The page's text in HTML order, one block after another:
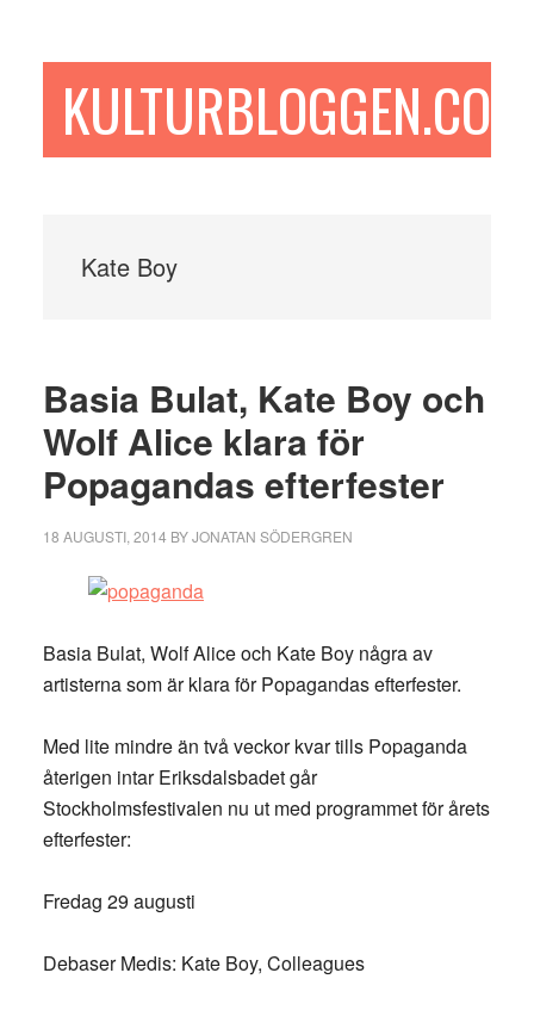
sidofältetKULTURBLOGGEN.COM
Kate Boy
Basia Bulat, Kate Boy och
Wolf Alice klara för
Popagandas efterfester
18 AUGUSTI, 2014 BYJONATAN SÖDERGREN
Basia Bulat, Wolf Alice och Kate Boy några av
artisterna som är klara för Popagandas efterfester.
Med lite mindre än två veckor kvar tills Popaganda
återigen intar Eriksdalsbadet går
Stockholmsfestivalen nu ut med programmet för årets
efterfester:
Fredag 29 augusti
Debaser Medis: Kate Boy, Colleagues